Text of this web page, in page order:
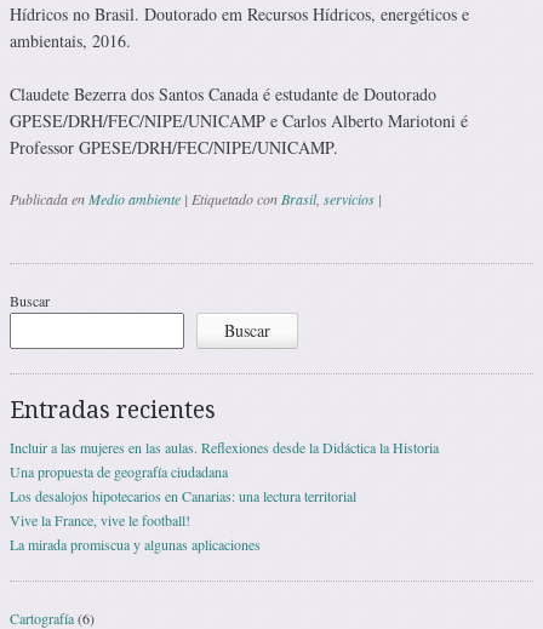
Hídricos no Brasil. Doutorado em Recursos Hídricos, energéticos e
ambientais, 2016.
Claudete Bezerra dos Santos Canada é estudante de Doutorado
GPESE/DRH/FEC/NIPE/UNICAMP e Carlos Alberto Mariotoni é
Professor GPESE/DRH/FEC/NIPE/UNICAMP.
Publicada enMedio ambiente | Etiquetado con Brasil, servicios |
Navegación de entradas
Buscar
Buscar
Entradas recientes
Incluir a las mujeres en las aulas. Reflexiones desde la Didáctica la Historia
Una propuesta de geografía ciudadana
Los desalojos hipotecarios en Canarias: una lectura territorial
Vive la France, vive le football!
La mirada promiscua y algunas aplicaciones
Cartografía(6)